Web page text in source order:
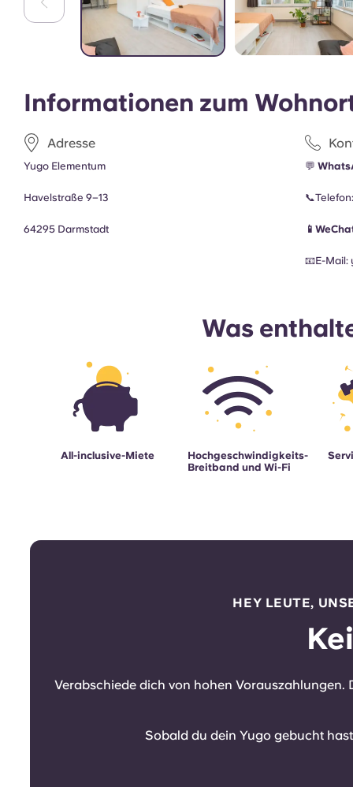
Informationen zum
Adresse
Yugo Elementum
Havelstraße 9–13
64295 Darmstadt
💬
📞Telefon
📧E-Mail:
Was
All-inclusive-Miete
Hochgeschwindigkeits-
Breitband und Wi-Fi
HEY LEUTE,
Verabschiede dich von hohen Vorauszahlungen.
Sobald du dein Yugo gebucht